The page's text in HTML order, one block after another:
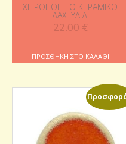
ΧΕΙΡΟΠΟΊΗΤΟ ΚΕΡΑΜΙΚΌ
ΔΑΧΤΥΛΊΔΙ
22.00 €
ΠΡΟΣΘΉΚΗ ΣΤΟ ΚΑΛΆΘΙ